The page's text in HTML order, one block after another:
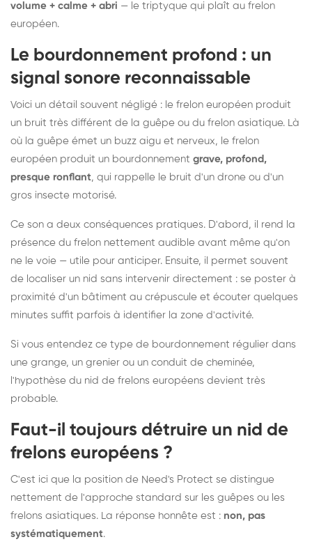
volume + calme + abri — le triptyque qui plaît au frelon
européen.
Le bourdonnement profond : un
signal sonore reconnaissable
Voici un détail souvent négligé : le frelon européen produit
un bruit très différent de la guêpe ou du frelon asiatique. Là
où la guêpe émet un buzz aigu et nerveux, le frelon
européen produit un bourdonnement grave, profond,
presque ronflant, qui rappelle le bruit d'un drone ou d'un
gros insecte motorisé.
Ce son a deux conséquences pratiques. D'abord, il rend la
présence du frelon nettement audible avant même qu'on
ne le voie — utile pour anticiper. Ensuite, il permet souvent
de localiser un nid sans intervenir directement : se poster à
proximité d'un bâtiment au crépuscule et écouter quelques
minutes suffit parfois à identifier la zone d'activité.
Si vous entendez ce type de bourdonnement régulier dans
une grange, un grenier ou un conduit de cheminée,
l'hypothèse du nid de frelons européens devient très
probable.
Faut-il toujours détruire un nid de
frelons européens ?
C'est ici que la position de Need's Protect se distingue
nettement de l'approche standard sur les guêpes ou les
frelons asiatiques. La réponse honnête est : non, pas
systématiquement.